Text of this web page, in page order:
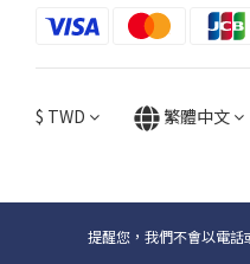
$ TWD 繁體中文
提醒您，我們不會以電話